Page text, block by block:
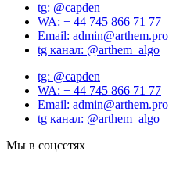
tg: @capden
WA: + 44 745 866 71 77
Email: admin@arthem.pro
tg канал: @arthem_algo
tg: @capden
WA: + 44 745 866 71 77
Email: admin@arthem.pro
tg канал: @arthem_algo
Мы в соцсетях